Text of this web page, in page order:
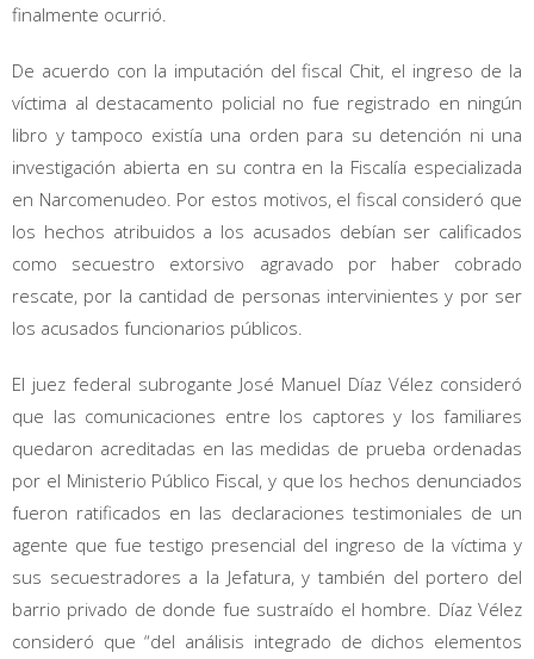
finalmente ocurrió.
De acuerdo con la imputación del fiscal Chit, el ingreso de la
víctima al destacamento policial no fue registrado en ningún
libro y tampoco existía una orden para su detención ni una
investigación abierta en su contra en la Fiscalía especializada
en Narcomenudeo. Por estos motivos, el fiscal consideró que
los hechos atribuidos a los acusados debían ser calificados
como secuestro extorsivo agravado por haber cobrado
rescate, por la cantidad de personas intervinientes y por ser
los acusados funcionarios públicos.
El juez federal subrogante José Manuel Díaz Vélez consideró
que las comunicaciones entre los captores y los familiares
quedaron acreditadas en las medidas de prueba ordenadas
por el Ministerio Público Fiscal, y que los hechos denunciados
fueron ratificados en las declaraciones testimoniales de un
agente que fue testigo presencial del ingreso de la víctima y
sus secuestradores a la Jefatura, y también del portero del
barrio privado de donde fue sustraído el hombre. Díaz Vélez
consideró que “del análisis integrado de dichos elementos